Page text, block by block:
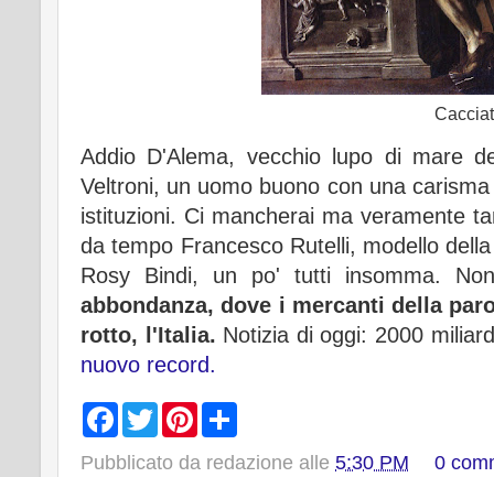
Addio D'Alema, vecchio lupo di mare
Veltroni, un uomo buono con una
istituzioni. Ci mancherai ma veramente
da tempo Francesco Rutelli, modello
Rosy Bindi, un po' tutti insomma.
abbondanza, dove i mercanti della
rotto, l'Italia. Notizia di oggi: 2000
nuovo record.
F
a
e
T
w
t
P
t
r
Pubblicato da redazione alle 5:30 PM
0